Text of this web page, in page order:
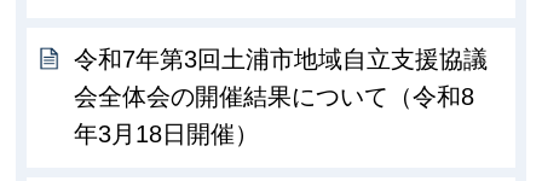
令和7年第3回土浦市地域自立支援協議
会全体会の開催結果について（令和8
年3月18日開催）